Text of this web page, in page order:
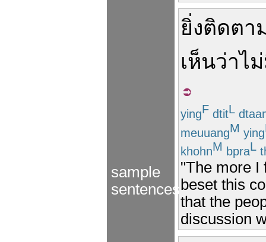
sample
sentences
ยิ่งติดตา
เห็นว่าไ
yingF dtitL
meuuangM ying
khohnM bpraL
"The more I
beset this
that the
discussion